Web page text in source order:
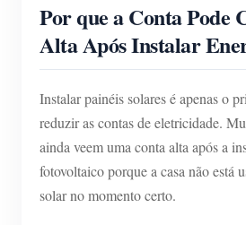
Automação residencial
Monitoramento de energia
Início rápido do produto
Documento
Notícias
Blog
Comunidade
Programa de contribuidores
Atividades IAMMETER
Fórum
App Loja
Soluções
Contato
Sobre nós
Por que a Conta Pode
Alta Após Instalar
Instalar painéis solares é apenas o
reduzir as contas de eletricidade.
ainda veem uma conta alta após a
fotovoltaico porque a casa não está
solar no momento certo.